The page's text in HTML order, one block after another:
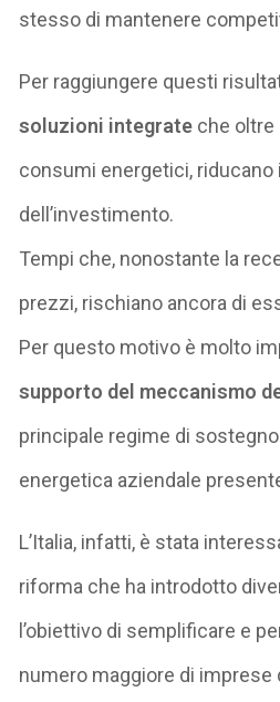
stesso di mantenere
Per raggiungere questi
soluzioni integrate che oltre
consumi energetici, riducano
dell’investimento.
Tempi che, nonostante la
prezzi, rischiano ancora di
Per questo motivo è molto
supporto del meccanismo
principale regime di sostegno
energetica aziendale
L’Italia, infatti, è stata
riforma che ha introdotto
l’obiettivo di semplificare e
numero maggiore di imprese